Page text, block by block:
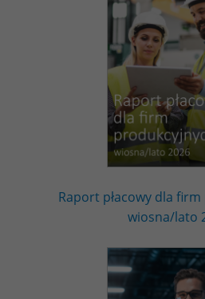
Raport płacowy dla
wiosna/lato